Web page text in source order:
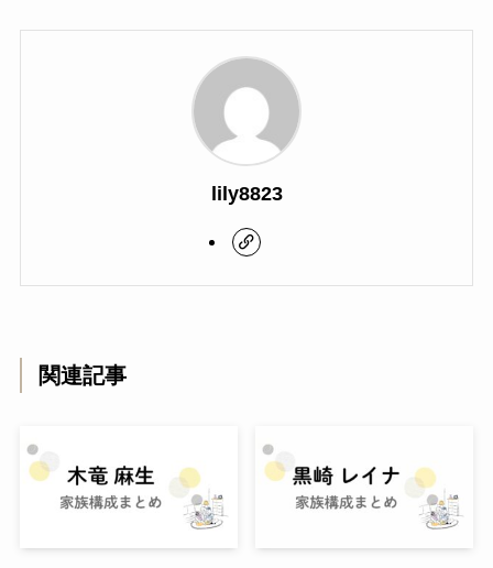
lily8823
関連記事